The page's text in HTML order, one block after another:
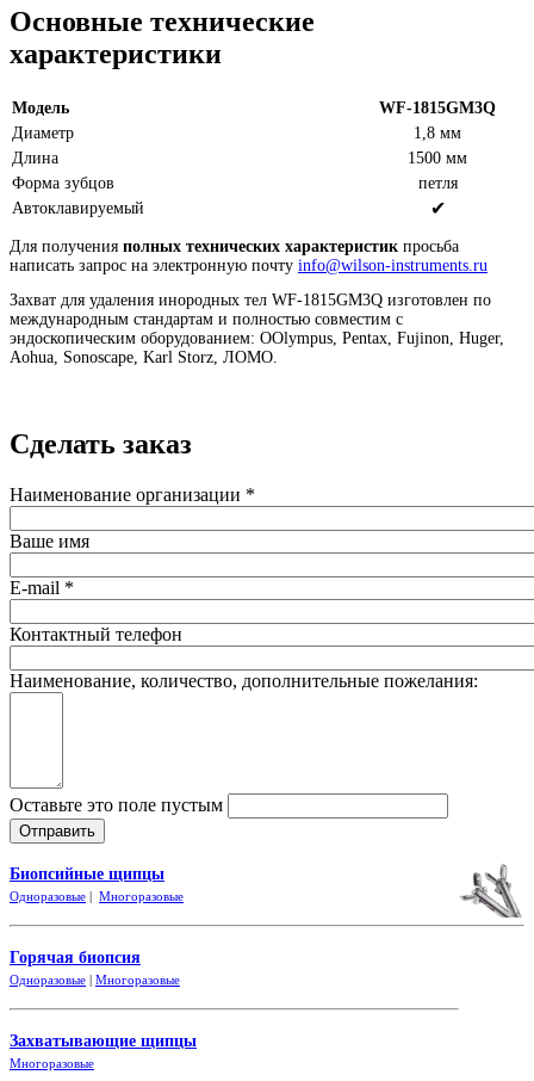
Основные технические
характеристики
Модель
WF-1815GM3Q
Диаметр
1,8 мм
Длина
1500 мм
Форма зубцов
петля
Автоклавируемый
✔
Для получения полных технических характеристик просьба
написать запрос на электронную почту info@wilson-instruments.ru
Захват для удаления инородных тел WF-1815GM3Q изготовлен по
международным стандартам и полностью совместим с
эндоскопическим оборудованием: OOlympus, Pentax, Fujinon, Huger,
Aohua, Sonoscape, Karl Storz, ЛОМО.
Сделать заказ
Наименование организации *
Ваше имя
E-mail *
Контактный телефон
Наименование, количество, дополнительные пожелания:
Оставьте это поле пустым
Биопсийные щипцы
Одноразовые | Многоразовые
Горячая биопсия
Одноразовые | Многоразовые
Захватывающие щипцы
Многоразовые